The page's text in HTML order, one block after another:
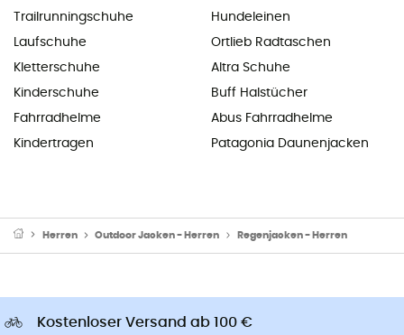
Trailrunningschuhe
Laufschuhe
Kletterschuhe
Kinderschuhe
Fahrradhelme
Kindertragen
Hundeleinen
Ortlieb Radtaschen
Altra Schuhe
Buff Halstücher
Abus Fahrradhelme
Patagonia Daunenjacken
Herren Outdoor Jacken - Herren Regenjacken - Herren
Kostenloser Versand ab 100 €